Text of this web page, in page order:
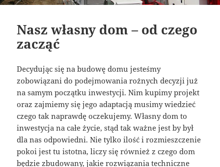
Nasz własny dom – od czego
zacząć
Decydując się na budowę domu jesteśmy
zobowiązani do podejmowania rożnych decyzji już
na samym początku inwestycji. Nim kupimy projekt
oraz zajmiemy się jego adaptacją musimy wiedzieć
czego tak naprawdę oczekujemy. Własny dom to
inwestycja na całe życie, stąd tak ważne jest by był
dla nas odpowiedni. Nie tylko ilość i rozmieszczenie
pokoi jest tu istotna, liczy się również z czego dom
będzie zbudowany, jakie rozwiązania techniczne